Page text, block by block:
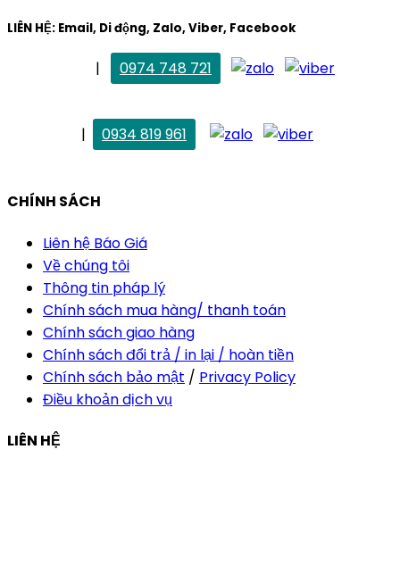
LIÊN HỆ: Email, Di động, Zalo, Viber, Facebook
|
0974 748 721
|
0934 819 961
CHÍNH SÁCH
Liên hệ Báo Giá
Về chúng tôi
Thông tin pháp lý
Chính sách mua hàng/ thanh toán
Chính sách giao hàng
Chính sách đổi trả / in lại / hoàn tiền
Chính sách bảo mật / Privacy Policy
Điều khoản dịch vụ
LIÊN HỆ